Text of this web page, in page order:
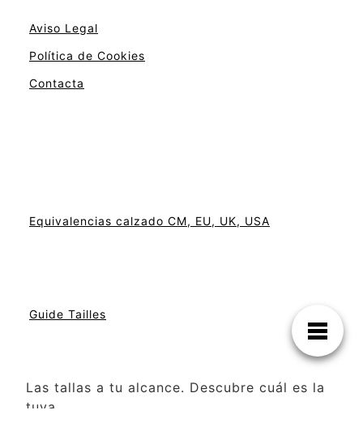
Aviso Legal
Política de Cookies
Contacta
Equivalencias calzado CM, EU, UK, USA
Guide Tailles
Las tallas a tu alcance. Descubre cuál es la
tuya.